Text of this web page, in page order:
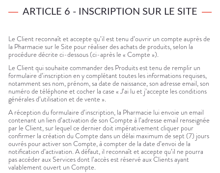
ARTICLE 6 - INSCRIPTION SUR LE SITE
Le Client reconnaît et accepte qu’il est tenu d’ouvrir un compte auprès de
la Pharmacie sur le Site pour réaliser des achats de produits, selon la
procédure décrite ci-dessous (ci-après le « Compte »).
Le Client qui souhaite commander des Produits est tenu de remplir un
formulaire d’inscription en y complétant toutes les informations requises,
notamment ses nom, prénom, sa date de naissance, son adresse email, son
numéro de téléphone et cocher la case « J’ai lu et j’accepte les conditions
générales d’utilisation et de vente ».
A réception du formulaire d’inscription, la Pharmacie lui envoie un email
contenant un lien d’activation de son Compte à l’adresse email renseignée
par le Client, sur lequel ce dernier doit impérativement cliquer pour
confirmer la création du Compte dans un délai maximum de sept (7) jours
ouvrés pour activer son Compte, à compter de la date d’envoi de la
notification d’activation. A défaut, il reconnaît et accepte qu’il ne pourra
pas accéder aux Services dont l’accès est réservé aux Clients ayant
valablement ouvert un Compte.